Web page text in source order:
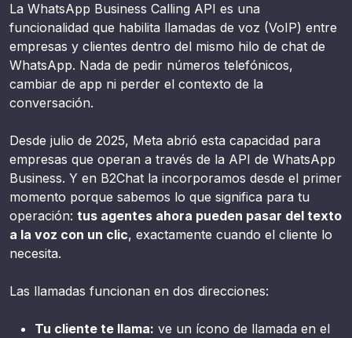
La WhatsApp Business Calling API es una
funcionalidad que habilita llamadas de voz (VoIP) entre
empresas y clientes dentro del mismo hilo de chat de
WhatsApp. Nada de pedir números telefónicos,
cambiar de app ni perder el contexto de la
conversación.
Desde julio de 2025, Meta abrió esta capacidad para
empresas que operan a través de la API de WhatsApp
Business. Y en B2Chat la incorporamos desde el primer
momento porque sabemos lo que significa para tu
operación: tus agentes ahora pueden pasar del texto
a la voz con un clic, exactamente cuando el cliente lo
necesita.
Las llamadas funcionan en dos direcciones:
Tu cliente te llama: ve un ícono de llamada en el